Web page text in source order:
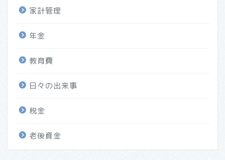
家計管理
年金
教育費
日々の出来事
税金
老後資金